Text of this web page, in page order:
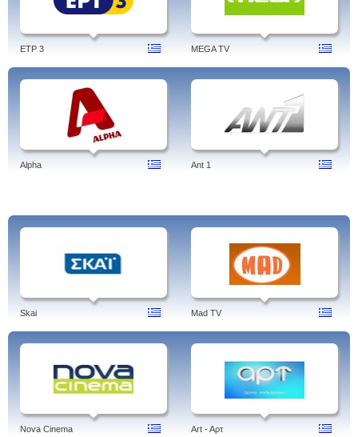
ETP 3 MEGA TV
Alpha Ant 1
Skai Mad TV
Nova Cinema Art - Aρτ